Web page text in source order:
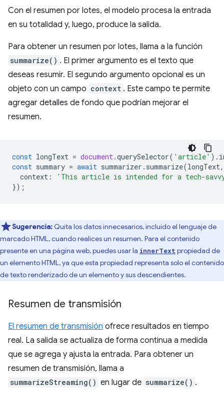
Con el resumen por lotes, el modelo procesa la entrada
en su totalidad y, luego, produce la salida.
Para obtener un resumen por lotes, llama a la función
summarize() . El primer argumento es el texto que
deseas resumir. El segundo argumento opcional es un
objeto con un campo context . Este campo te permite
agregar detalles de fondo que podrían mejorar el
resumen.
const longText = document.querySelector( 'article' ).
const summary = await summarizer . summarize(longText,
context :
'This article is intended for a tech-
});
Sugerencia:Quita los datos innecesarios, incluido el lenguaje de
marcado HTML, cuando realices un resumen. Para el contenido
presente en una página web, puedes usar la innerText propiedad de
un elemento HTML, ya que esta propiedad representa solo el contenido
de texto renderizado de un elemento y sus descendientes.
Resumen de transmisión
El resumen de transmisión ofrece resultados en tiempo
real. La salida se actualiza de forma continua a medida
que se agrega y ajusta la entrada. Para obtener un
resumen de transmisión, llama a
summarizeStreaming() en lugar de summarize() .